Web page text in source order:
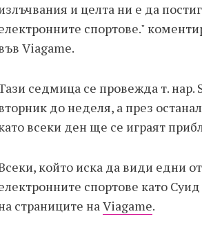
и целта ни е да
спортове."
Viagame.
седмица се провежда т. нар.
до неделя, а през
всеки ден ще се играят
който иска да види едни
спортове като
страниците наViagame.